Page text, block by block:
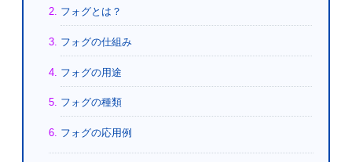
フォグとは？
フォグの仕組み
フォグの用途
フォグの種類
フォグの応用例